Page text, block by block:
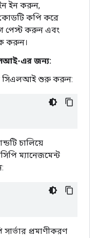
ইন করুন,
কপি করে
পেস্ট করুন এবং
করুন।
এর জন্য:
সিএলআই শুরু করুন:
চালিয়ে
ম্যানেজমেন্ট
সার্ভার প্রমাণীকরণ